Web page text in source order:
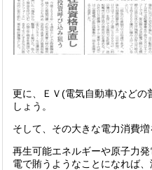
更に、ＥＶ(電気自動車)などの
しょう。
そして、その大きな電力消費
再生可能エネルギーや原子力
電で賄うようなことになれば